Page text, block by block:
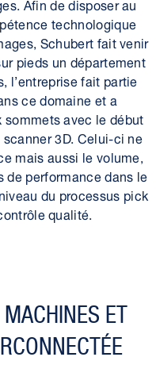
technologique
Schubert fait venir
pieds un département
l’entreprise fait partie
ce domaine et a
avec le début
3D. Celui-ci ne
mais aussi le volume,
performance dans le
du processus pick
qualité.
ET